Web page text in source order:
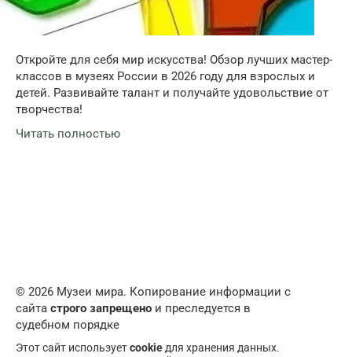
Откройте для себя мир искусства! Обзор лучших мастер-
классов в музеях России в 2026 году для взрослых и
детей. Развивайте талант и получайте удовольствие от
творчества!
Читать полностью
© 2026 Музеи мира. Копирование информации с
сайта строго запрещено и преследуется в
судебном порядке
Этот сайт используетcookie для хранения данных.